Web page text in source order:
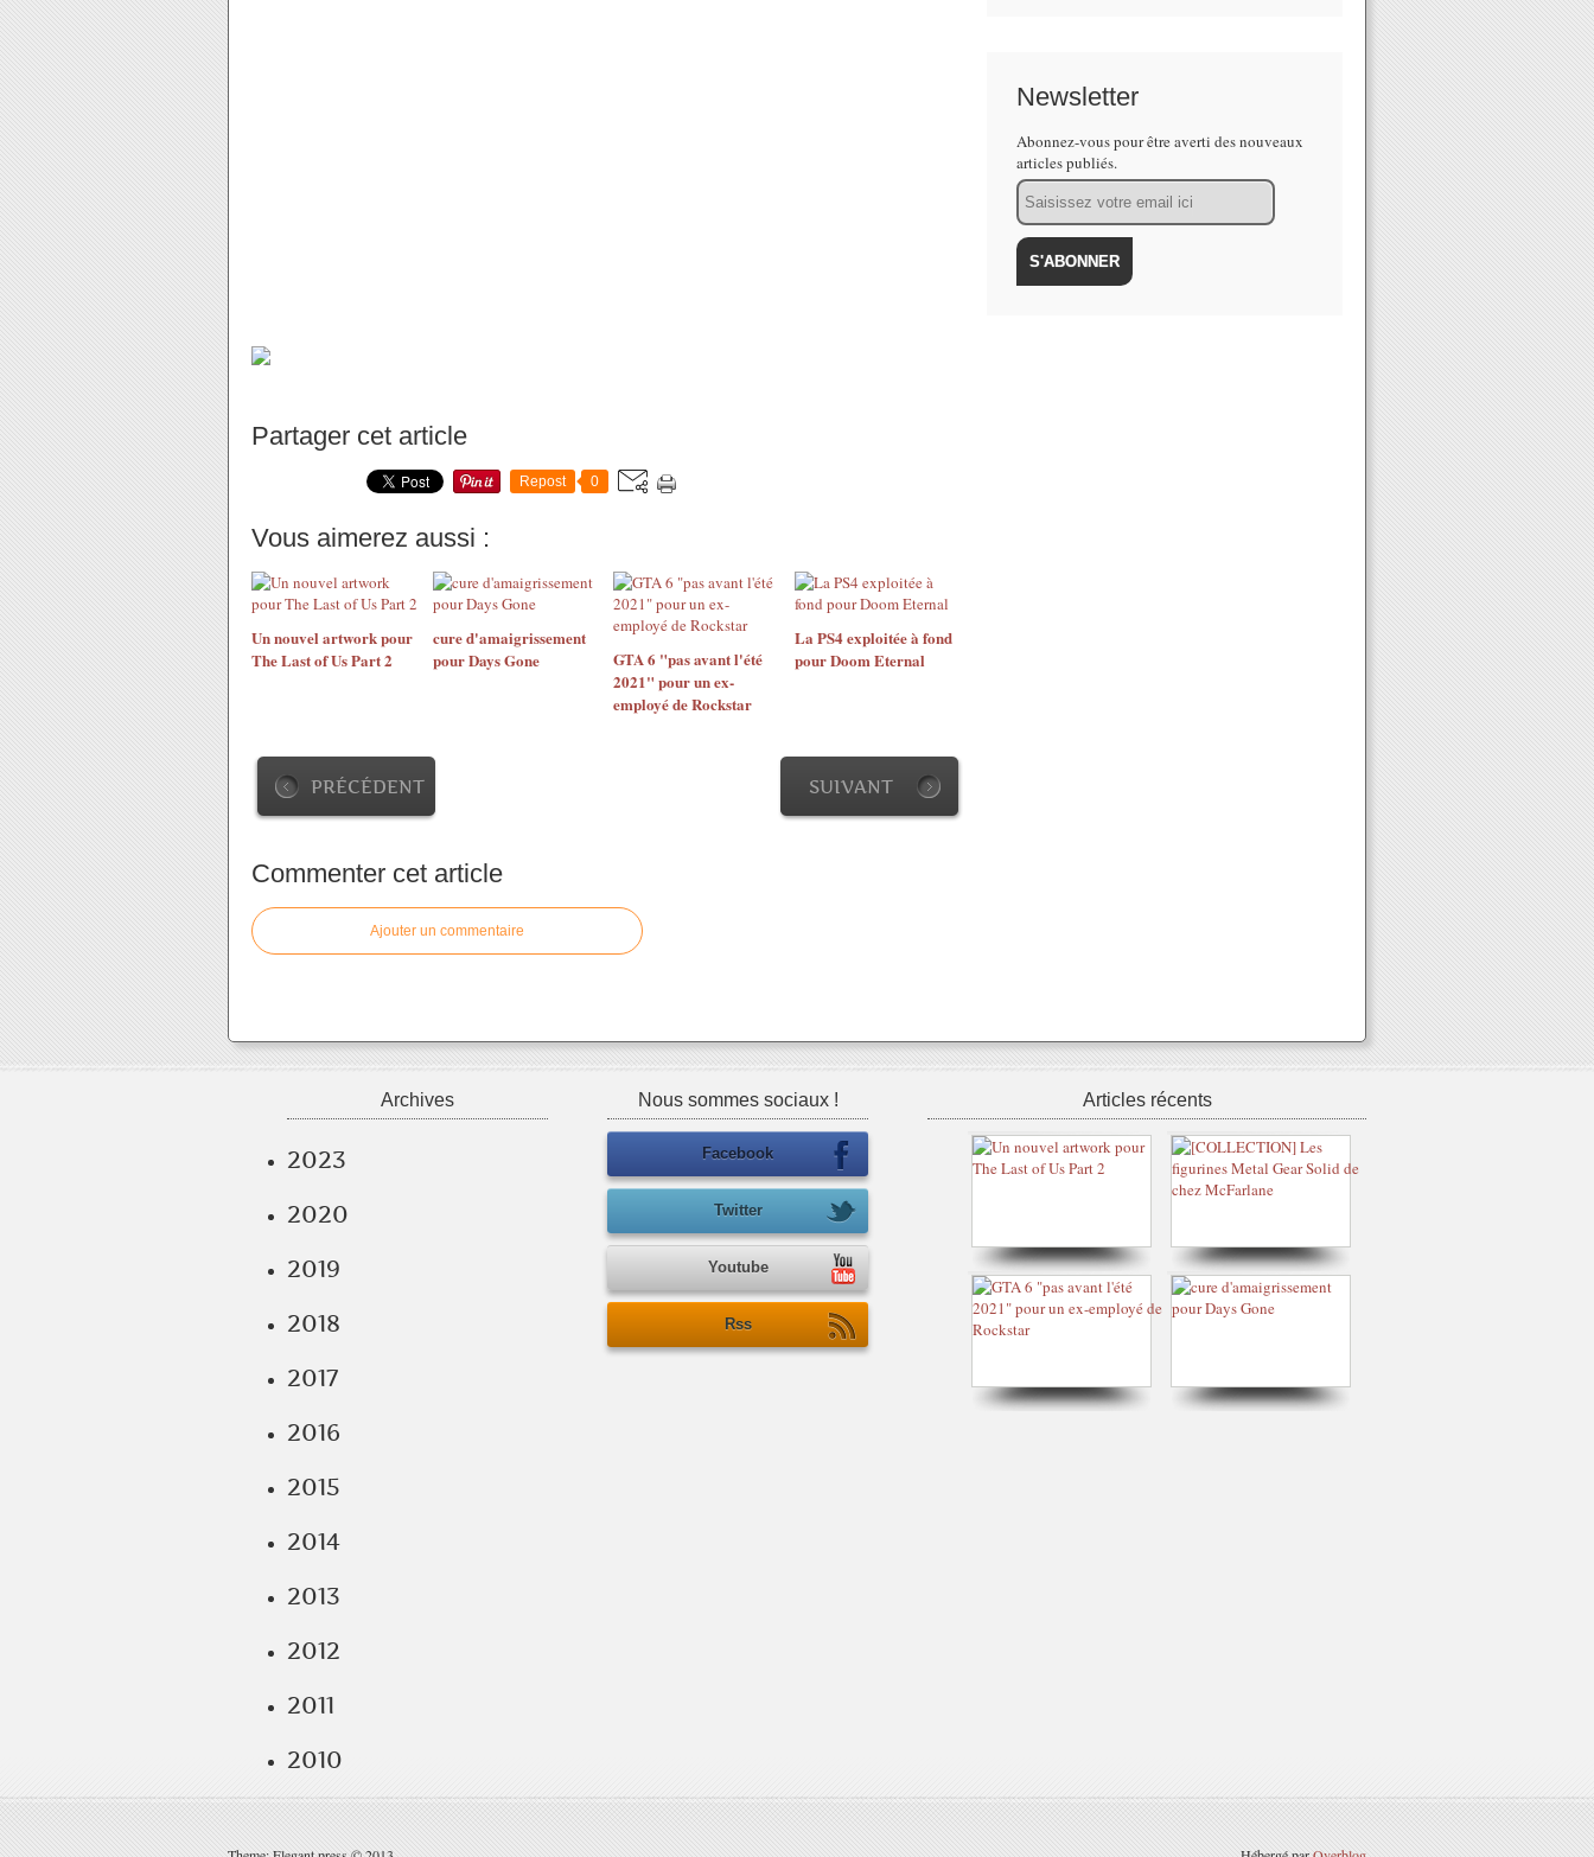
Partager cet article
Repost 0
Vous aimerez aussi :
Un nouvel artwork pour
The Last of Us Part 2
cure d'amaigrissement
pour Days Gone
GTA 6 "pas avant l'été
2021" pour un ex-
employé de Rockstar
La PS4 exploitée à fond
pour Doom Eternal
PRÉCÉDENT SUIVANT
Commenter cet article
Ajouter un commentaire
Newsletter
Abonnez-vous pour être averti des nouveaux
articles publiés.
Email
Archives
2023
2020
2019
2018
2017
2016
2015
2014
2013
2012
2011
2010
Nous sommes sociaux !
Facebook
Twitter
Youtube
Rss
Articles récents